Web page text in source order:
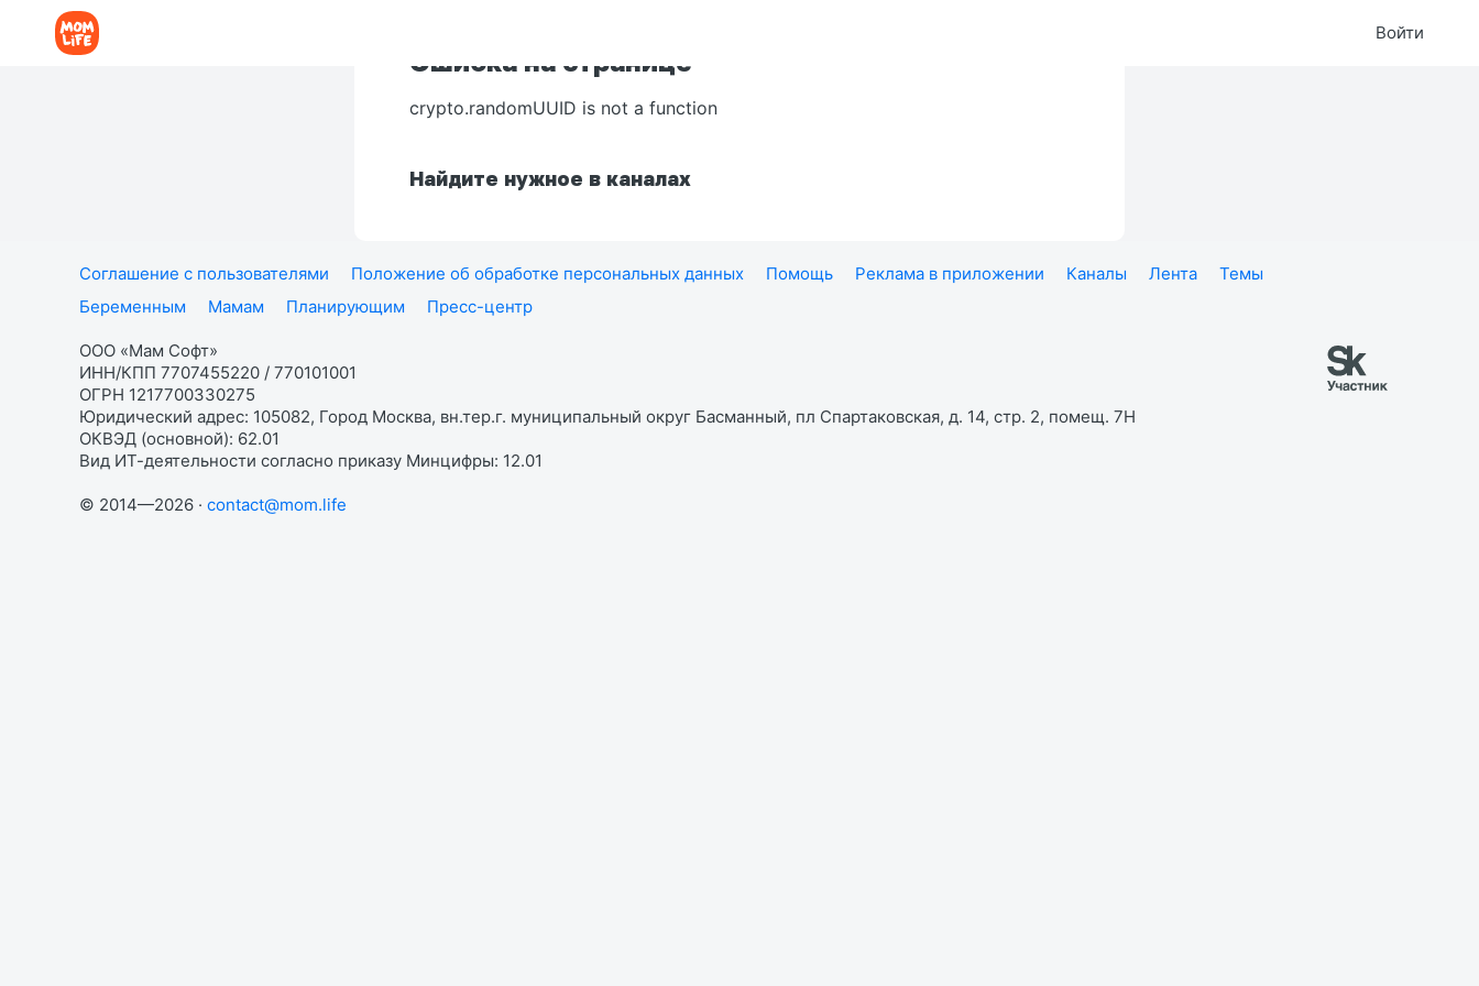
Войти
Ошибка на странице
crypto.randomUUID is not a function
Найдите нужное в каналах
Соглашение с пользователями Положение об обработке персональных данных Помощь Реклама в приложении Каналы Лента
Темы
Беременным
Мамам Планирующим Пресс-центр
ООО «Мам Софт»
ИНН/КПП 7707455220 / 770101001
ОГРН 1217700330275
Юридический адрес: 105082, Город Москва, вн.тер.г. муниципальный округ Басманный, пл Спартаковская, д. 14, стр. 2, помещ. 7Н
ОКВЭД (основной): 62.01
Вид ИТ-деятельности согласно приказу Минцифры: 12.01
© 2014—2026 · contact@mom.life